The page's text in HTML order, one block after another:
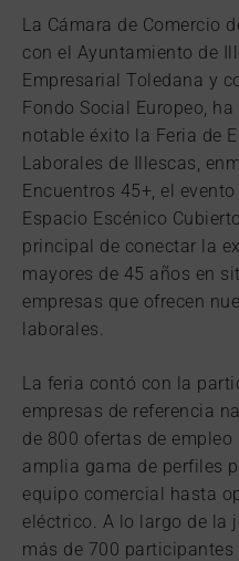
La Cámara de Comercio
con el Ayuntamiento de
Empresarial Toledana y
Fondo Social Europeo,
notable éxito la Feria de
Laborales de Illescas,
Encuentros 45+, el
Espacio Escénico
principal de conectar la
mayores de 45 años en
empresas que ofrecen
laborales.
La feria contó con la
empresas de referencia
de 800 ofertas de
amplia gama de perfiles
equipo comercial hasta
eléctrico. A lo largo de la
más de 700